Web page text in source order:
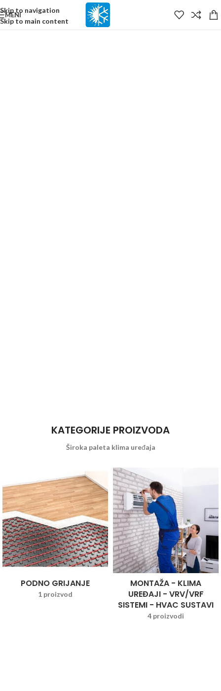
Skip to navigation
Skip to main content
MENI
KATEGORIJE PROIZVODA
Široka paleta klima uređaja
PODNO GRIJANJE
1 proizvod
MONTAŽA - KLIMA
UREĐAJI - VRV/VRF
SISTEMI - HVAC SUSTAVI
4 proizvodi